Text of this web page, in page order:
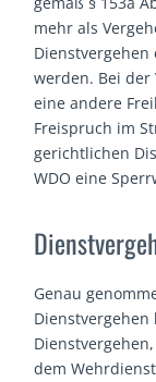
mehr als
werden. Bei
eine andere
Freispruch im
gerichtlichen
WDO eine
Genau
dem